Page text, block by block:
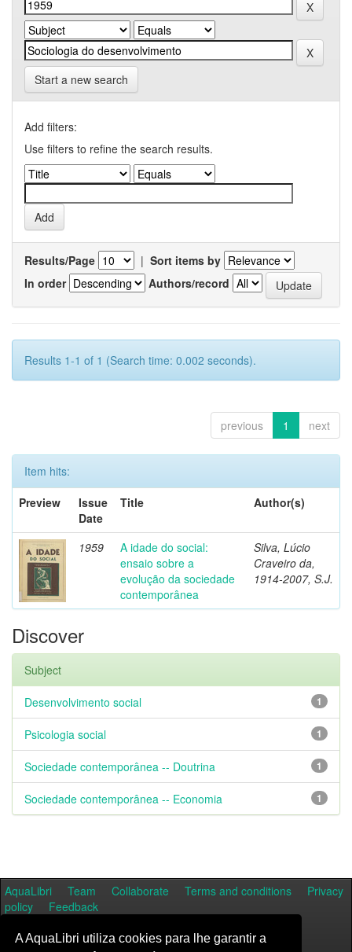
A AquaLibri utiliza cookies para lhe garantir a
Start a new search
Add filters:
Use filters to refine the search results.
Results/Page | Sort items by
In order
Authors/record
Results 1-1 of 1 (Search time: 0.002 seconds).
previous 1 next
Item hits:
Preview
Issue
Date
Title Author(s)
1959
A idade do social:
ensaio sobre a
evolução da sociedade
contemporânea
Silva, Lúcio
Craveiro da,
1914-2007, S.J.
Discover
Subject
1
Desenvolvimento social
1
Psicologia social
1
Sociedade contemporânea -- Doutrina
1
Sociedade contemporânea -- Economia
AquaLibri Team Collaborate Terms and conditions
Privacy
policy
Feedback